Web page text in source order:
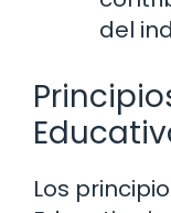
del
Los